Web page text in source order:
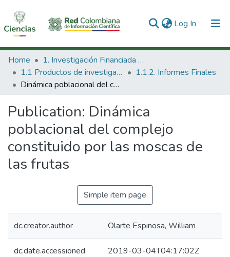
Log In (current)
Communities & Collections
All of DSpace
Home
1. Investigación Financiada con Recursos Públicos
1.1 Productos de investigación
1.1.2. Informes Finales
Dinámica poblacional del complejo constituido por las moscas de las frutas
Publication: Dinámica
poblacional del complejo
constituido por las moscas de
las frutas
Simple item page
dc.creator.author Olarte Espinosa, William
dc.date.accessioned 2019-03-04T04:17:02Z